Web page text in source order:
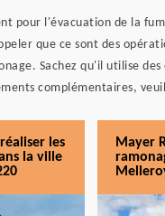
pour l'évacuation de la
que ce sont des
Sachez qu'il utilise
complémentaires,
les
la ville
Mayer